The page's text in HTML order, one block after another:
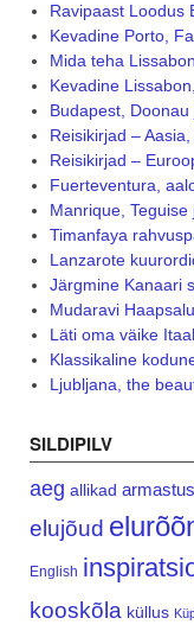
Ravipaast Loodus
Kevadine Porto,
Mida teha
Kevadine
Budapest,
Reisikirjad –
Reisikirjad –
Fuerteventura,
Manrique,
Timanfaya
Lanzarote
Järgmine Kanaari
Mudaravi
Läti oma väike
Klassikaline
Ljubljana, the
SILDIPILV
aeg allikad armastus
elujõud
English
kooskõla küllus